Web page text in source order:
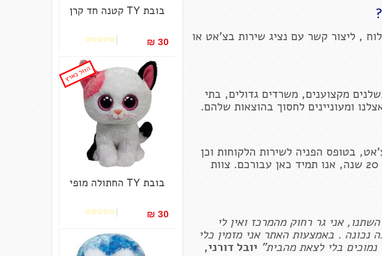
בובת TY קטנה חד קרן
30 ₪‎
הזול בארץ
בובת TY החתולה מופי
30 ₪‎
, ליצור קשר עם נציג שירות בצ'אט או
מקצוענים, משרדים גדולים, בתי
ומעוניינים לחסוך בהוצאות שלהם.
בטופס הפניה לשירות הלקוחות וכן
בדף הפייסבוק שלנו לחנות הייחודית בסנטר מוניטין של 20 שנה, אנו תמיד כאן עבורכם. צוות
אני גר רחוק מהמרכז ואין לי
נכונה . באמצעות האתר אני מזמין כלי
נמוכים בלי לצאת מהבית" יובל דורני,